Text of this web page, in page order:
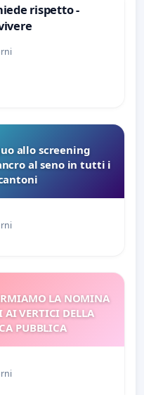
rispetto -
allo screening
al seno in tutti i
LA NOMINA
AI VERTICI DELLA
PUBBLICA